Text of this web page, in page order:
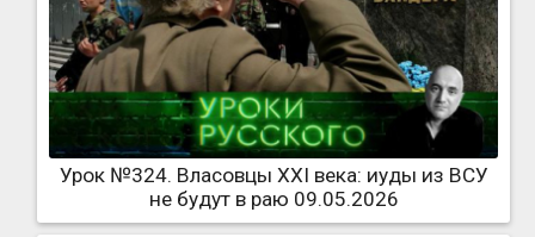
Урок №324. Власовцы XXI века: иуды из ВСУ
не будут в раю 09.05.2026